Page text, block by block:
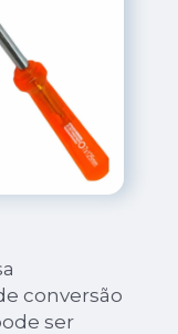
conversão
ser